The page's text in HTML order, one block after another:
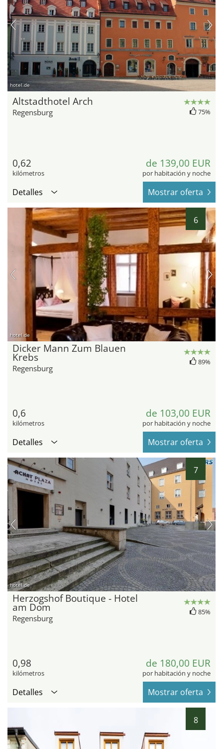
hotel.de
Altstadthotel Arch
Regensburg 75%
0,62
kilómetros
de 139,00 EUR
por habitación y noche
Detalles Mostrar oferta
6
hotel.de
Dicker Mann Zum Blauen
Krebs
Regensburg
89%
0,6
kilómetros
de 103,00 EUR
por habitación y noche
Detalles Mostrar oferta
7
hotel.de
Herzogshof Boutique - Hotel
am Dom
Regensburg
85%
0,98
kilómetros
de 180,00 EUR
por habitación y noche
Detalles Mostrar oferta
8